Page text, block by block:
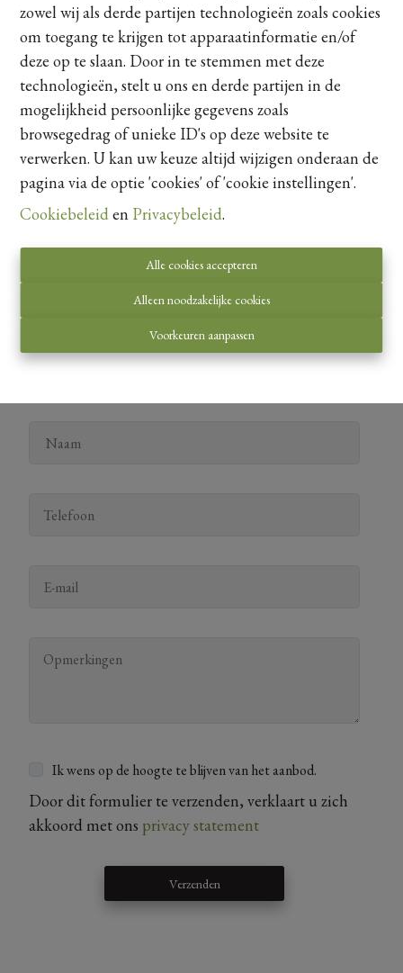
zowel wij als derde partijen technologieën zoals cookies
om toegang te krijgen tot apparaatinformatie en/of
deze op te slaan. Door in te stemmen met deze
technologieën, stelt u ons en derde partijen in de
mogelijkheid persoonlijke gegevens zoals
browsegedrag of unieke ID's op deze website te
verwerken. U kan uw keuze altijd wijzigen onderaan de
pagina via de optie 'cookies' of 'cookie instellingen'.
Cookiebeleid en Privacybeleid.
Alle cookies accepteren
Alleen noodzakelijke cookies
Voorkeuren aanpassen
Centraal, energiezuinig & betaalbaar wonen in Hoeselt. De
Gilden bestaat uit 27 ruime appartementen.Het
woonproject bestaat uit een goede mix van appartementen
met één, twee of drie slaapkamers. Het gebouw heeft twee
tot maximaal drie bouwlagen en een terugspringende
dakverdieping. Alle appartementen zijn voorzien van ruime
terrassen. In de kelder zijn er 41 parkeerplaatsen en 27
aparte kelderbergings.
Contacteer ons
Ik wens op de hoogte te blijven van het aanbod.
Door dit formulier te verzenden, verklaart u zich
akkoord met ons privacy statement
Verzenden